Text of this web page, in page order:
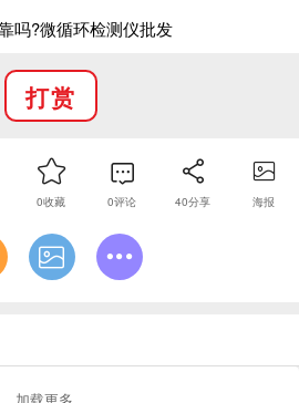
用前后应及时清洁采耳检测仪的
采耳检测仪时，应按照说明书的
度深入耳道或用力不当，以免损
但它不能替代专业的医疗检查
有异常情况，如持续疼痛、流
吗?微循环检测仪批发
打赏
0收藏 0评论 40分享 海报